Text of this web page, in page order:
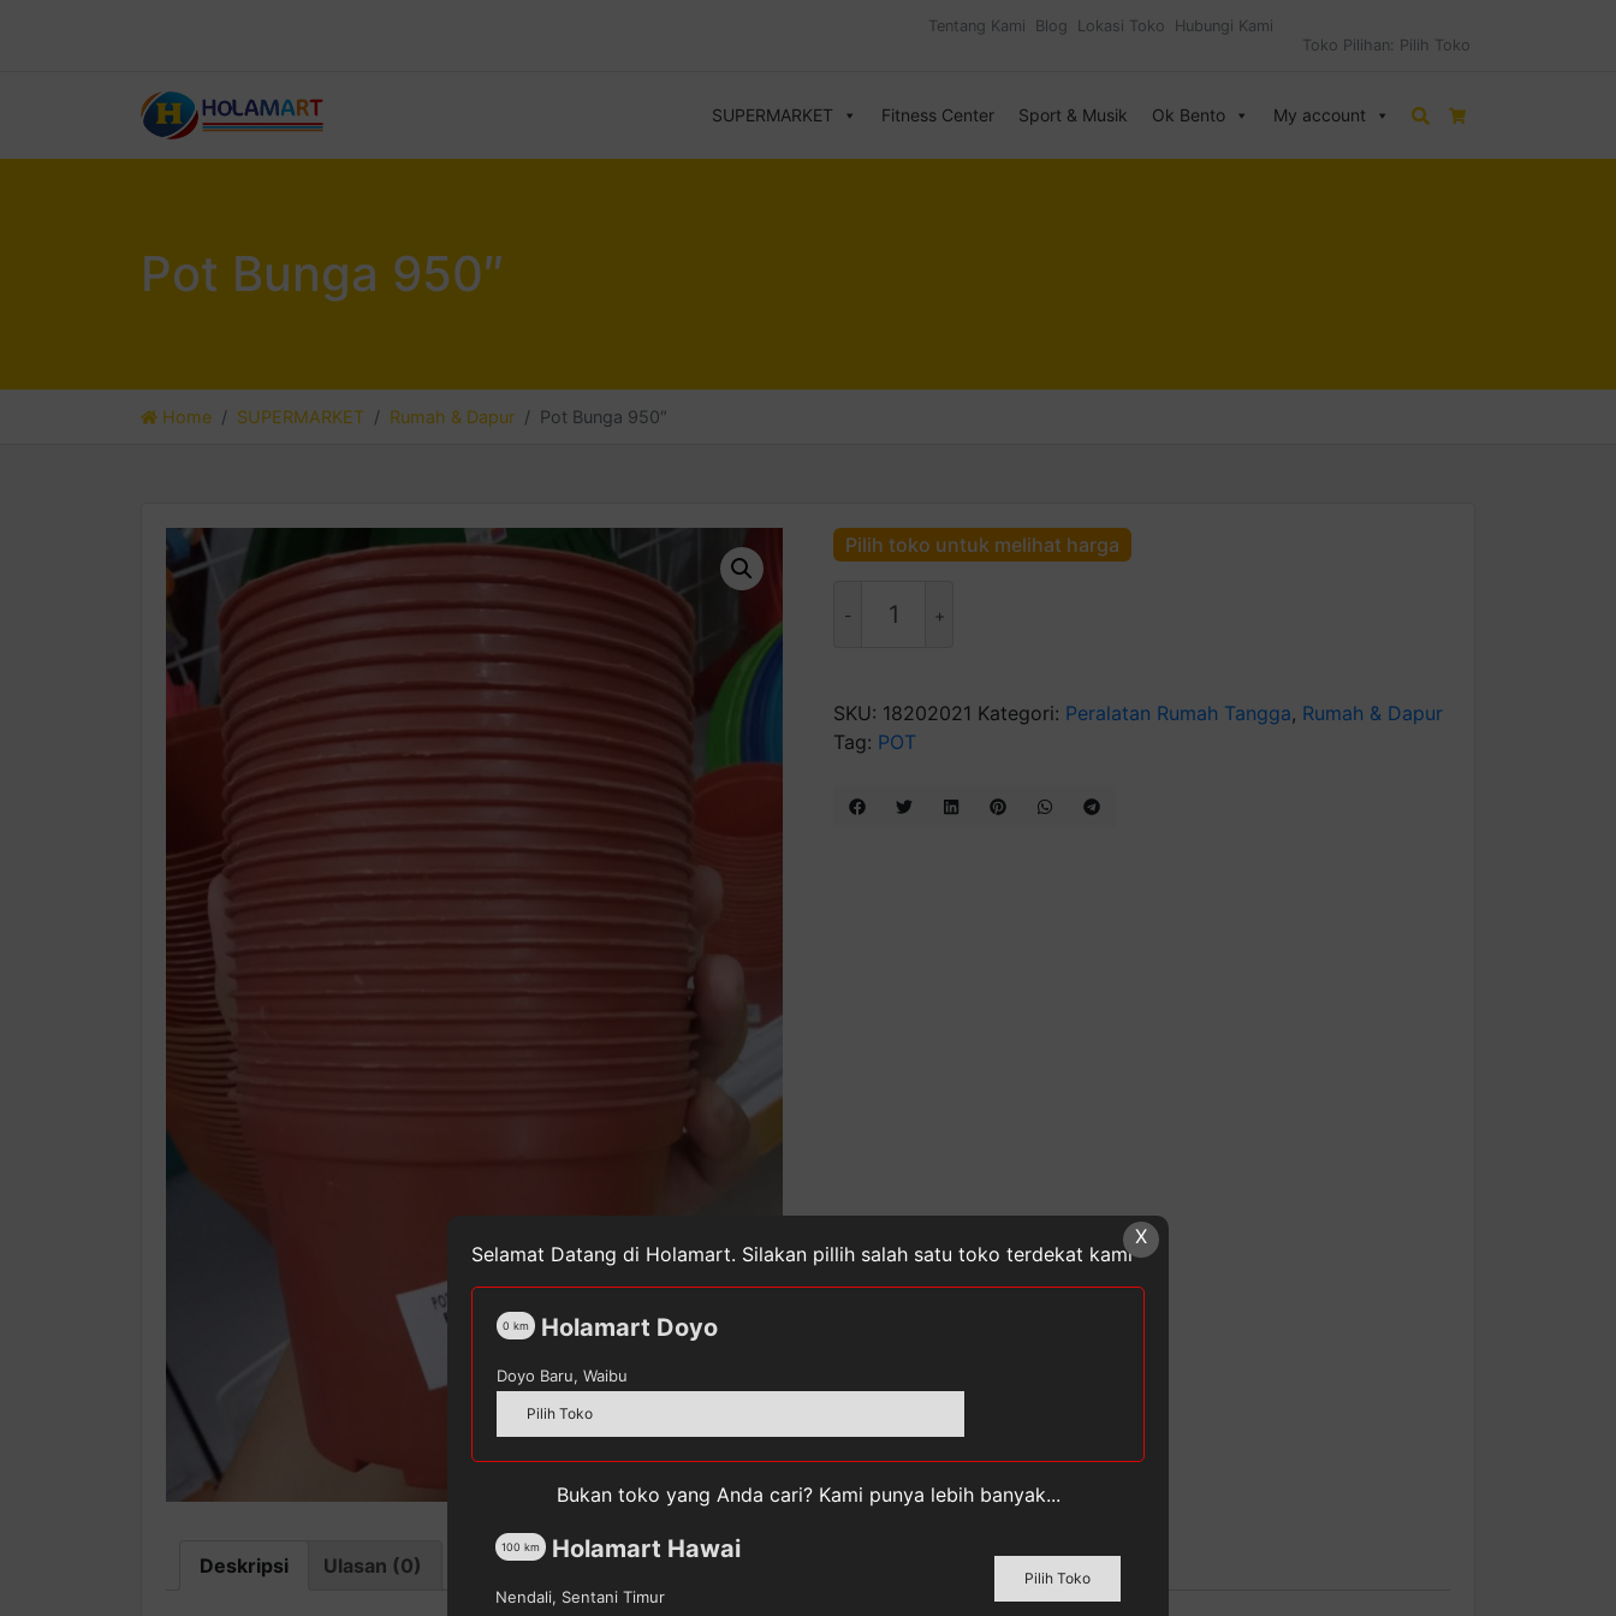
Tentang Kami Blog Lokasi Toko
Hubungi Kami
Toko Pilihan: Pilih Toko
SUPERMARKET Fitness Center Sport & Musik Ok Bento My account Search
Pot Bunga 950″
Home SUPERMARKET Rumah & Dapur Pot Bunga 950″
Pilih toko untuk melihat harga
Pot
SKU: 18202021 Kategori: Peralatan Rumah Tangga, Rumah & Dapur
Tag: POT
Deskripsi Ulasan (0)
X
Selamat Datang di Holamart. Silakan pillih salah satu toko terdekat kami
Holamart Doyo
0 km
Doyo Baru, Waibu
Pilih Toko
Bukan toko yang Anda cari? Kami punya lebih banyak...
Holamart Hawai
100 km
Nendali, Sentani Timur
Pilih Toko